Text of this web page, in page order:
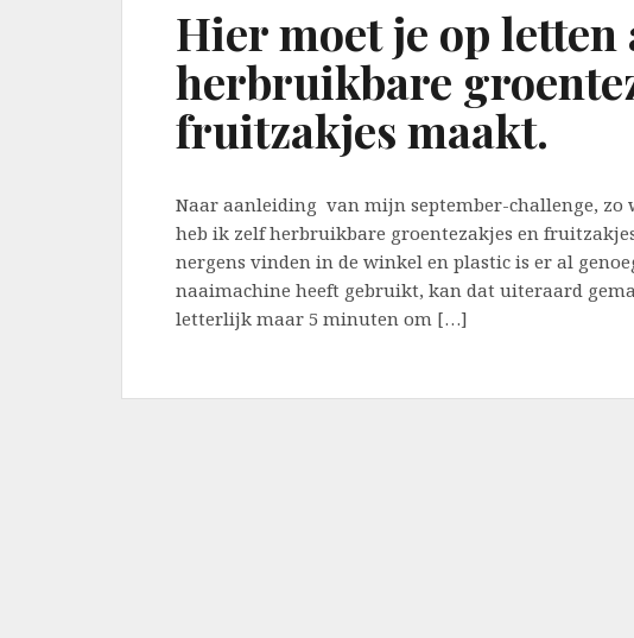
Hier moet je op letten
herbruikbare
fruitzakjes maakt.
Naar aanleiding van mijn september-challenge,
heb ik zelf herbruikbare groentezakjes en
nergens vinden in de winkel en plastic is er al
naaimachine heeft gebruikt, kan dat uiteraard
letterlijk maar 5 minuten om […]